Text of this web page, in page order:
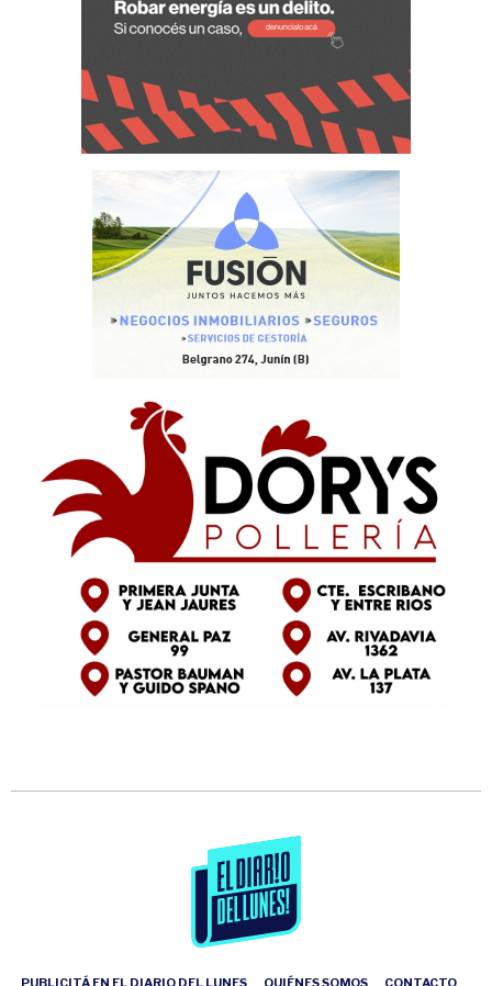
PUBLICITÁ EN EL DIARIO DEL LUNES QUIÉNES SOMOS CONTACTO